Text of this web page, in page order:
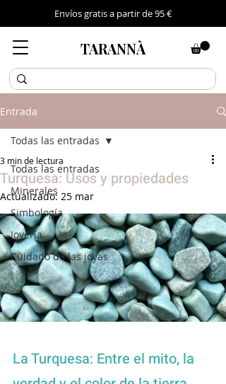
TARANNÀ
Envíos gratis a partir de 95 €
Entrada
Todas las entradas
Minerales
Simbología
Joyería
Cuidado de las joyas
Todas las entradas
Turquesa: Usos y propiedades
3 min de lectura
Actualizado: 25 mar
La Turquesa: Entre el mito, la